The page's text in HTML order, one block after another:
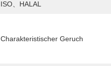
ISO、HALAL
Charakteristischer Geruch